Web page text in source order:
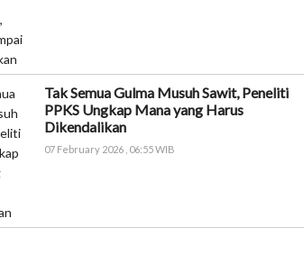
Tak Semua Gulma Musuh Sawit, Peneliti
PPKS Ungkap Mana yang Harus
Dikendalikan
07 February 2026 , 06:55 WIB